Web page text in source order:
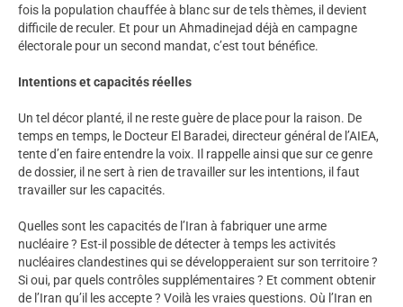
fois la population chauffée à blanc sur de tels thèmes, il devient
difficile de reculer. Et pour un Ahmadinejad déjà en campagne
électorale pour un second mandat, c’est tout bénéfice.
Intentions et capacités réelles
Un tel décor planté, il ne reste guère de place pour la raison. De
temps en temps, le Docteur El Baradei, directeur général de l’AIEA,
tente d’en faire entendre la voix. Il rappelle ainsi que sur ce genre
de dossier, il ne sert à rien de travailler sur les intentions, il faut
travailler sur les capacités.
Quelles sont les capacités de l’Iran à fabriquer une arme
nucléaire ? Est-il possible de détecter à temps les activités
nucléaires clandestines qui se développeraient sur son territoire ?
Si oui, par quels contrôles supplémentaires ? Et comment obtenir
de l’Iran qu’il les accepte ? Voilà les vraies questions. Où l’Iran en